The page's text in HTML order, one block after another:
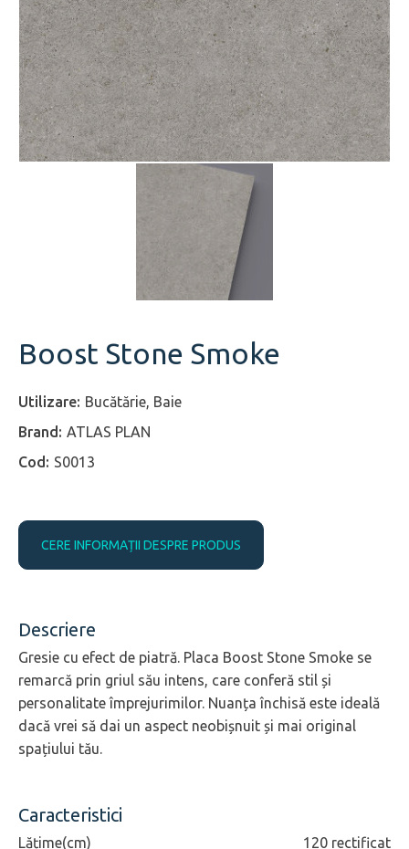
Boost Stone Smoke
Bucătărie, Baie
ATLAS PLAN
S0013
CERE INFORMAȚII DESPRE PRODUS
Descriere
Gresie cu efect de piatră. Placa Boost Stone Smoke se
remarcă prin griul său intens, care conferă stil și
personalitate împrejurimilor. Nuanța închisă este ideală
dacă vrei să dai un aspect neobișnuit și mai original
spațiului tău.
Caracteristici
Lățime(cm) 120 rectificat